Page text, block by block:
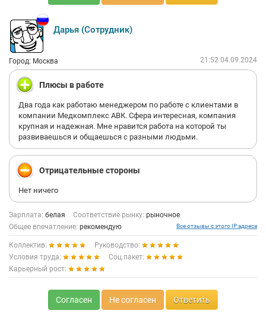
Дарья (Сотрудник)
Город: Москва 21:52 04.09.2024
Плюсы в работе
Два года как работаю менеджером по работе с клиентами в
компании Медкомплекс АВК. Сфера интересная, компания
крупная и надежная. Мне нравится работа на которой ты
развиваешься и общаешься с разными людьми.
Отрицательные стороны
Нет ничего
Зарплата: белая Соответствие рынку: рыночное
Общее впечатление: рекомендую Все отзывы с этого IP адреса
Коллектив:
Руководство:
Условия труда:
Соц.пакет:
Карьерный рост:
Согласен Не согласен Ответить